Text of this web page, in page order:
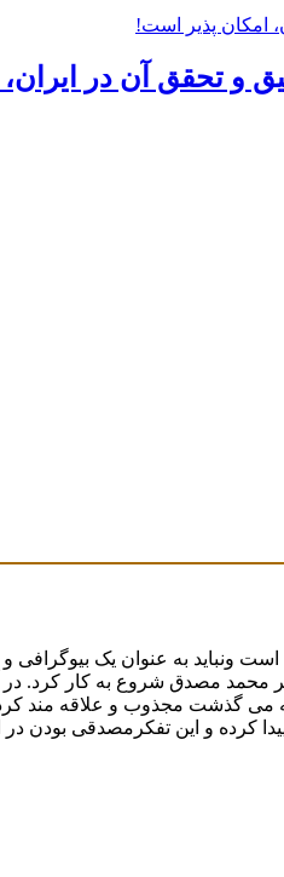
و تحقق آن در
ملی دکتر محمد مصدق شروع به
گذشت مجذوب و علاقه مند
کرده و این تفکرمصدقی بودن در